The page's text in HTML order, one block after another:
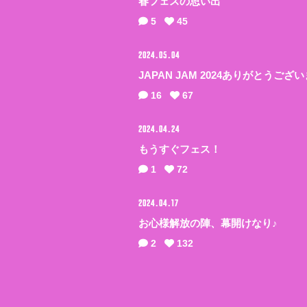
VIDEO
BIOGRAPHY
5 45
2024.05.04
JAPAN JAM 2024ありがとうござい
16 67
2024.04.24
もうすぐフェス！
1 72
2024.04.17
お心様解放の陣、幕開けなり♪
2 132